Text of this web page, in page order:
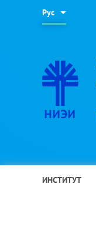
Рус
ИНСТИТУТ